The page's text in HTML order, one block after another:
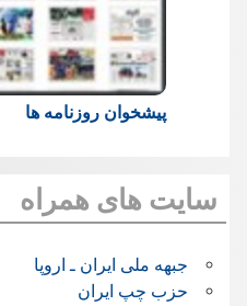
پیشخوان روزنامه ها
سایت های همراه
جبهه ملی ایران ـ اروپا
حزب چپ ایران